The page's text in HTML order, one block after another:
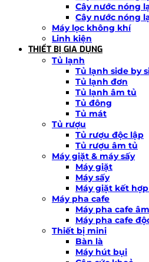
Cây nước nóng
Cây nước nóng
Máy lọc không khí
Linh kiện
THIẾT BỊ GIA DỤNG
Tủ lạnh
Tủ lạnh side by
Tủ lạnh đơn
Tủ lạnh âm tủ
Tủ đông
Tủ mát
Tủ rượu
Tủ rượu độc lập
Tủ rượu âm tủ
Máy giặt & máy sấy
Máy giặt
Máy sấy
Máy giặt kết
Máy pha cafe
Máy pha cafe
Máy pha cafe
Thiết bị mini
Bàn là
Máy hút bụi